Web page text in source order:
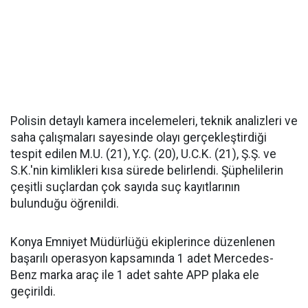
Polisin detaylı kamera incelemeleri, teknik analizleri ve
saha çalışmaları sayesinde olayı gerçekleştirdiği
tespit edilen M.U. (21), Y.Ç. (20), U.C.K. (21), Ş.Ş. ve
S.K.'nin kimlikleri kısa sürede belirlendi. Şüphelilerin
çeşitli suçlardan çok sayıda suç kayıtlarının
bulunduğu öğrenildi.
Konya Emniyet Müdürlüğü ekiplerince düzenlenen
başarılı operasyon kapsamında 1 adet Mercedes-
Benz marka araç ile 1 adet sahte APP plaka ele
geçirildi.